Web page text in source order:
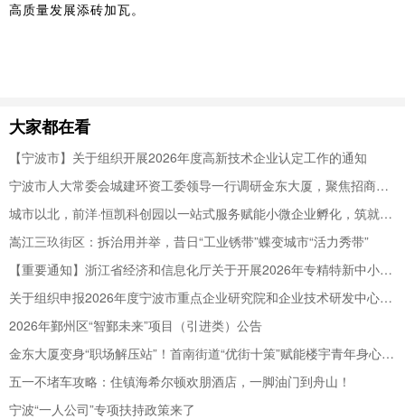
高质量发展添砖加瓦。
大家都在看
【宁波市】关于组织开展2026年度高新技术企业认定工作的通知
宁波市人大常委会城建环资工委领导一行调研金东大厦，聚焦招商提能提质增效，赋能楼宇经济高质量发展
城市以北，前洋·恒凯科创园以一站式服务赋能小微企业孵化，筑就青年人才“强磁场”
嵩江三玖街区：拆治用并举，昔日“工业锈带”蝶变城市“活力秀带”
【重要通知】浙江省经济和信息化厅关于开展2026年专精特新中小企业认定和复核工作的通知
关于组织申报2026年度宁波市重点企业研究院和企业技术研发中心的通知
2026年鄞州区“智鄞未来”项目（引进类）公告
金东大厦变身“职场解压站”！首南街道“优街十策”赋能楼宇青年身心健康
五一不堵车攻略：住镇海希尔顿欢朋酒店，一脚油门到舟山！
宁波“一人公司”专项扶持政策来了